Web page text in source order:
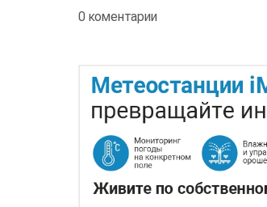
0 коментарии